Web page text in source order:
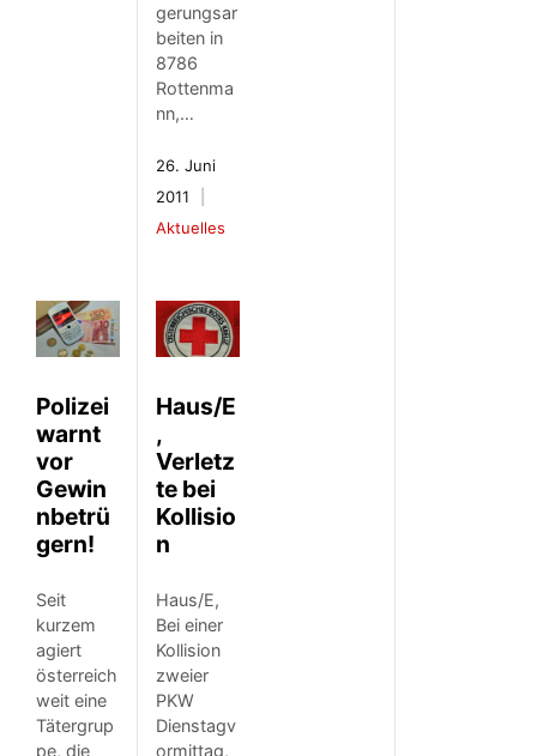
gerungsar
beiten in
8786
Rottenma
nn,…
26. Juni
2011
Aktuelles
Polizei
warnt
vor
Gewin
nbetrü
gern!
Seit
kurzem
agiert
österreich
weit eine
Tätergrup
pe, die
Haus/E
,
Verletz
te bei
Kollisio
n
Haus/E,
Bei einer
Kollision
zweier
PKW
Dienstagv
ormittag,